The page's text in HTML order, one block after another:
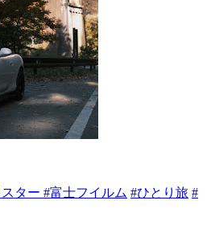
ター #富士フイルム #ひとり旅 #